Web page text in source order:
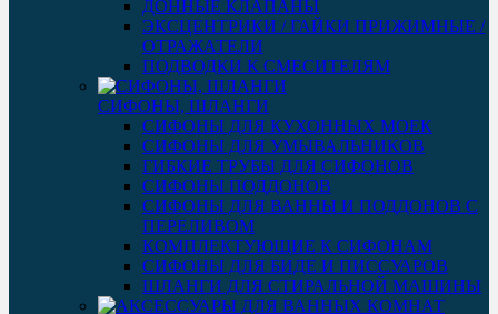
ДОННЫЕ КЛАПАНЫ
ЭКСЦЕНТРИКИ / ГАЙКИ ПРИЖИМНЫЕ /
ОТРАЖАТЕЛИ
ПОДВОДКИ К СМЕСИТЕЛЯМ
СИФОНЫ, ШЛАНГИ
СИФОНЫ ДЛЯ КУХОННЫХ МОЕК
СИФОНЫ ДЛЯ УМЫВАЛЬНИКОВ
ГИБКИЕ ТРУБЫ ДЛЯ СИФОНОВ
СИФОНЫ ПОДДОНОВ
СИФОНЫ ДЛЯ ВАННЫ И ПОДДОНОВ С
ПЕРЕЛИВОМ
КОМПЛЕКТУЮЩИЕ К СИФОНАМ
СИФОНЫ ДЛЯ БИДЕ И ПИССУАРОВ
ШЛАНГИ ДЛЯ СТИРАЛЬНОЙ МАШИНЫ